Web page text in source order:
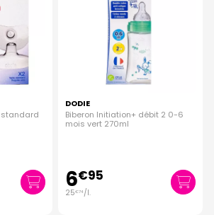
DODIE
Biberon Initiation+ débit 2 0-6
mois vert 270ml
6€95
25€74 /l.